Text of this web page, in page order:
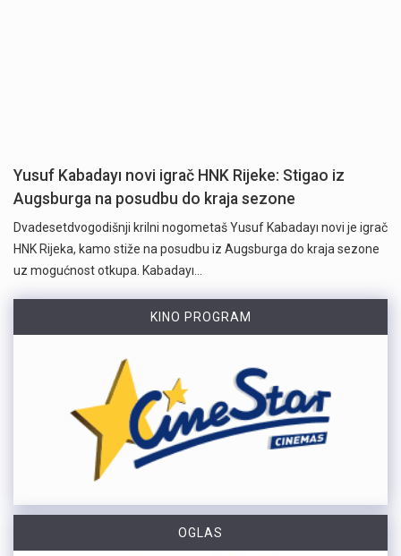
Yusuf Kabadayı novi igrač HNK Rijeke: Stigao iz
Augsburga na posudbu do kraja sezone
Dvadesetdvogodišnji krilni nogometaš Yusuf Kabadayı novi je igrač
HNK Rijeka, kamo stiže na posudbu iz Augsburga do kraja sezone
uz mogućnost otkupa. Kabadayı…
KINO PROGRAM
OGLAS